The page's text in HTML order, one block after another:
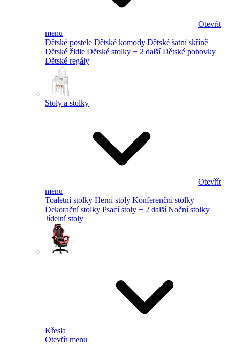
Otevřít
menu
Dětské postele Dětské komody Dětské šatní skříně
Dětské židle Dětské stolky + 2 další Dětské pohovky
Dětské regály
Stoly a stolky
Otevřít
menu
Toaletní stolky Herní stoly Konferenční stolky
Dekorační stolky Psací stoly + 2 další Noční stolky
Jídelní stoly
Křesla
Otevřít menu